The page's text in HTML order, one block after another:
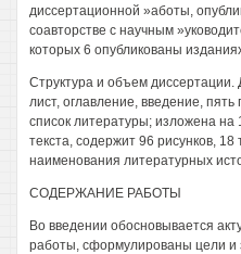
диссертационной »аботы,
соавторстве с научным
которых 6 опубликованы
Структура и объем
лист, оглавление, введение, пять
список литературы; изложена
текста, содержит 96 рисунков,
наименования литературных
СОДЕРЖАНИЕ РАБОТЫ
Во введении обосновывается
работы, сформулированы цели и